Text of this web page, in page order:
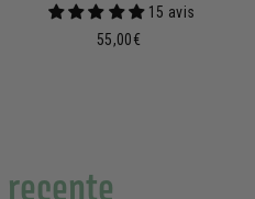
15 avis
55,00€